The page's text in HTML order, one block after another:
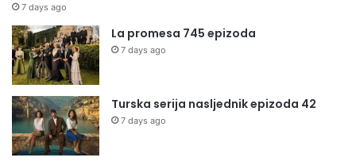
7 days ago
La promesa 745 epizoda
7 days ago
Turska serija nasljednik epizoda 42
7 days ago